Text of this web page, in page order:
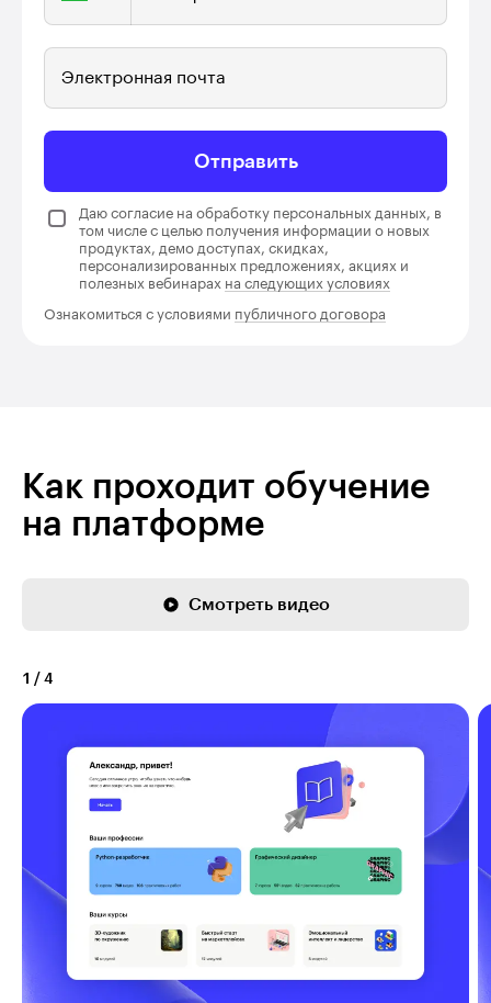
Электронная почта
Отправить
Даю согласие на обработку персональных данных, в
том числе с целью получения информации о новых
продуктах, демо доступах, скидках,
персонализированных предложениях, акциях и
полезных вебинарах на следующих условиях
Ознакомиться с условиями публичного договора
Как проходит обучение
на платформе
Смотреть видео
1 / 4